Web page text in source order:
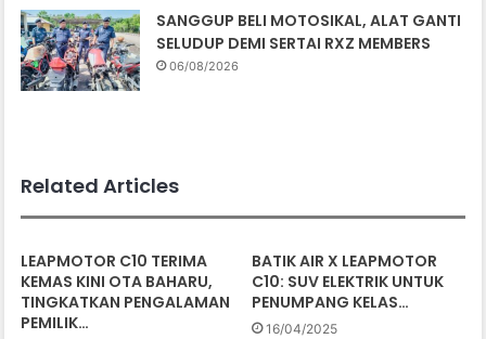
SANGGUP BELI MOTOSIKAL, ALAT GANTI
SELUDUP DEMI SERTAI RXZ MEMBERS
06/08/2026
Related Articles
LEAPMOTOR C10 TERIMA
KEMAS KINI OTA BAHARU,
TINGKATKAN PENGALAMAN
PEMILIK…
BATIK AIR X LEAPMOTOR
C10: SUV ELEKTRIK UNTUK
PENUMPANG KELAS…
16/04/2025